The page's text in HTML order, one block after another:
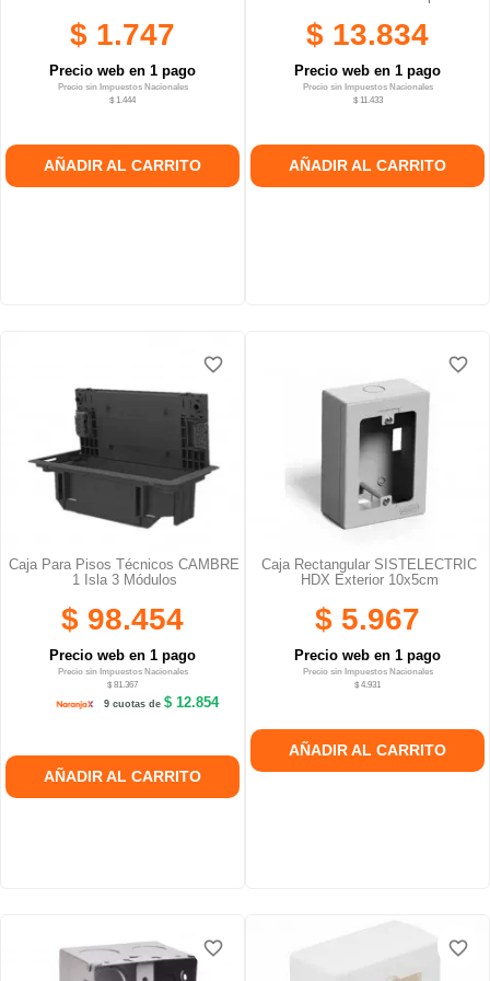
$ 1.747
Precio web en 1 pago
Precio sin Impuestos Nacionales
$ 1.444
AÑADIR AL CARRITO
$ 13.834
Precio web en 1 pago
Precio sin Impuestos Nacionales
$ 11.433
AÑADIR AL CARRITO
Caja Para Pisos Técnicos CAMBRE
1 Isla 3 Módulos
$ 98.454
Precio web en 1 pago
Precio sin Impuestos Nacionales
$ 81.367
9 cuotas de$ 12.854
AÑADIR AL CARRITO
favorite_border
favorite_border
Caja Rectangular SISTELECTRIC
HDX Exterior 10x5cm
$ 5.967
Precio web en 1 pago
Precio sin Impuestos Nacionales
$ 4.931
AÑADIR AL CARRITO
favorite_border
favorite_border
favorite_border
favorite_border favorite_border
favorite_border